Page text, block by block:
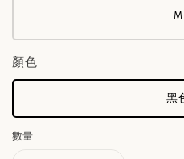
M
顏色
黑
數量